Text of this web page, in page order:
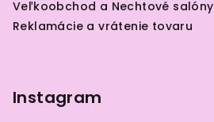
Veľkoobchod a Nechtové salóny
Reklamácie a vrátenie tovaru
Instagram